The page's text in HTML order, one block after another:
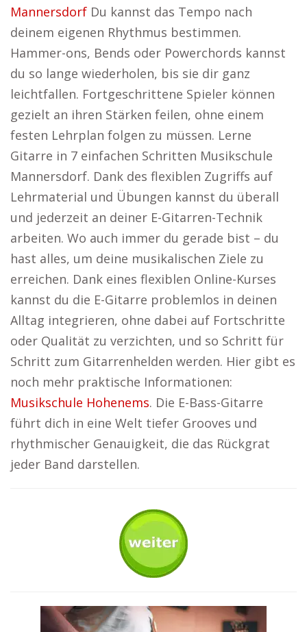
Mannersdorf Du kannst das Tempo nach
deinem eigenen Rhythmus bestimmen.
Hammer-ons, Bends oder Powerchords kannst
du so lange wiederholen, bis sie dir ganz
leichtfallen. Fortgeschrittene Spieler können
gezielt an ihren Stärken feilen, ohne einem
festen Lehrplan folgen zu müssen. Lerne
Gitarre in 7 einfachen Schritten Musikschule
Mannersdorf. Dank des flexiblen Zugriffs auf
Lehrmaterial und Übungen kannst du überall
und jederzeit an deiner E-Gitarren-Technik
arbeiten. Wo auch immer du gerade bist – du
hast alles, um deine musikalischen Ziele zu
erreichen. Dank eines flexiblen Online-Kurses
kannst du die E-Gitarre problemlos in deinen
Alltag integrieren, ohne dabei auf Fortschritte
oder Qualität zu verzichten, und so Schritt für
Schritt zum Gitarrenhelden werden. Hier gibt es
noch mehr praktische Informationen:
Musikschule Hohenems. Die E-Bass-Gitarre
führt dich in eine Welt tiefer Grooves und
rhythmischer Genauigkeit, die das Rückgrat
jeder Band darstellen.